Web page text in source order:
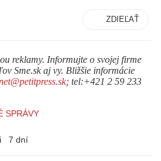
ZDIEĽAŤ
reklamy. Informujte o svojej firme
Sme.sk aj vy. Bližšie informácie
; tel:+421 2 59 233
SPRÁVY
7 dní